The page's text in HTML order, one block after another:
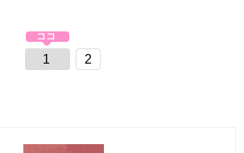
1 2